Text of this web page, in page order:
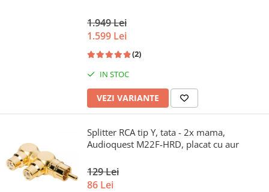
1.949 Lei
1.599 Lei
(2)
IN STOC
VEZI VARIANTE
Splitter RCA tip Y, tata - 2x mama,
Audioquest M22F-HRD, placat cu aur
129 Lei
86 Lei